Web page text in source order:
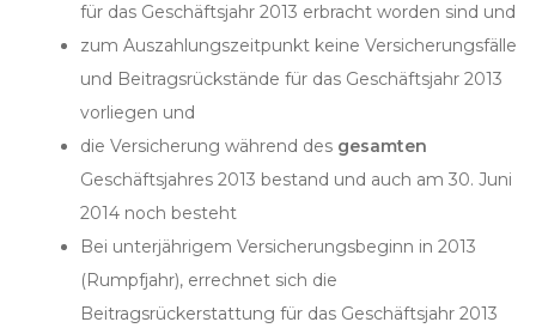
für das Geschäftsjahr 2013 erbracht worden sind und
zum Auszahlungszeitpunkt keine Versicherungsfälle
und Beitragsrückstände für das Geschäftsjahr 2013
vorliegen und
die Versicherung während des gesamten
Geschäftsjahres 2013 bestand und auch am 30. Juni
2014 noch besteht
Bei unterjährigem Versicherungsbeginn in 2013
(Rumpfjahr), errechnet sich die
Beitragsrückerstattung für das Geschäftsjahr 2013